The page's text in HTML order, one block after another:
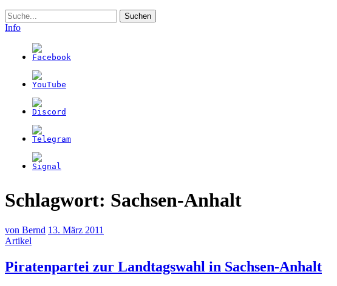
Suche
Info
Schlagwort: Sachsen-Anhalt
von Bernd 13. März 2011
Artikel
Piratenpartei zur Landtagswahl in Sachsen-Anhalt(13.